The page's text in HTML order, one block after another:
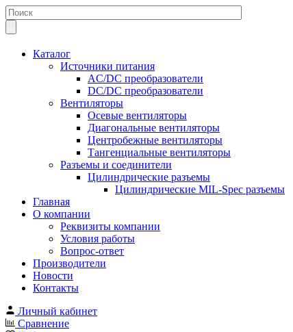
Каталог
Источники питания
AC/DC преобразователи
DC/DC преобразователи
Вентиляторы
Осевые вентиляторы
Диагональные вентиляторы
Центробежные вентиляторы
Тангенциальные вентиляторы
Разъемы и соединители
Цилиндрические разъемы
Цилиндрические MIL-Spec разъемы
Главная
О компании
Реквизиты компании
Условия работы
Вопрос-ответ
Производители
Новости
Контакты
Личный кабинет
Сравнение